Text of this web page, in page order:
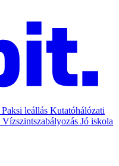
Paksi leállás Kutatóhálózati
Vízszintszabályozás Jó iskola